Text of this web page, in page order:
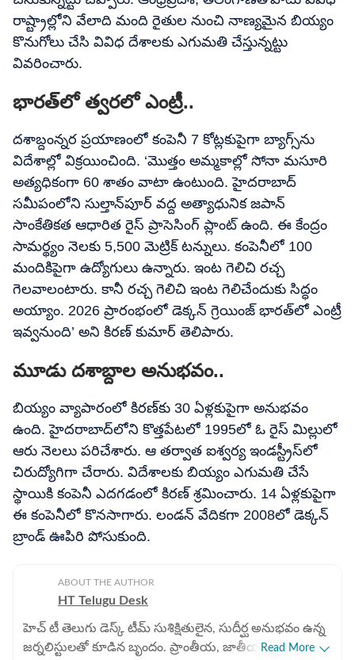
రాష్ట్రాల్లోని వేలాది మంది రైతుల నుంచి నాణ్యమైన బియ్యం
కొనుగోలు చేసి వివిధ దేశాలకు ఎగుమతి చేస్తున్నట్టు
వివరించారు.
భారత్‌లో త్వరలో ఎంట్రీ..
దశాబ్దంన్నర ప్రయాణంలో కంపెనీ 7 కోట్లకుపైగా బ్యాగ్స్‌ను
విదేశాల్లో విక్రయించింది. ‘మొత్తం అమ్మకాల్లో సోనా మసూరి
అత్యధికంగా 60 శాతం వాటా ఉంటుంది. హైదరాబాద్‌
సమీపంలోని సుల్తాన్‌పూర్‌ వద్ద అత్యాధునిక జపాన్
సాంకేతికత ఆధారిత రైస్‌ ప్రాసెసింగ్‌ ప్లాంట్‌ ఉంది. ఈ కేంద్రం
సామర్థ్యం నెలకు 5,500 మెట్రిక్‌ టన్నులు. కంపెనీలో 100
మందికిపైగా ఉద్యోగులు ఉన్నారు. ఇంట గెలిచి రచ్చ
గెలవాలంటారు. కానీ రచ్చ గెలిచి ఇంట గెలిచేందుకు సిద్ధం
అయ్యాం. 2026 ప్రారంభంలో డెక్కన్‌ గ్రెయింజ్‌ భారత్‌లో ఎంట్రీ
ఇవ్వనుంది’ అని కిరణ్‌ కుమార్‌ తెలిపారు.
మూడు దశాబ్దాల అనుభవం..
బియ్యం వ్యాపారంలో కిరణ్‌కు 30 ఏళ్లకుపైగా అనుభవం
ఉంది. హైదరాబాద్‌లోని కొత్తపేటలో 1995లో ఓ రైస్‌ మిల్లులో
ఆరు నెలలు పరిచేశారు. ఆ తర్వాత ఐశ్వర్య ఇండస్ట్రీస్‌లో
చిరుద్యోగిగా చేరారు. విదేశాలకు బియ్యం ఎగుమతి చేసే
స్థాయికి కంపెనీ ఎదగడంలో కిరణ్‌ శ్రమించారు. 14 ఏళ్లకుపైగా
ఈ కంపెనీలో కొనసాగారు. లండన్‌ వేదికగా 2008లో డెక్కన్‌
బ్రాండ్‌ ఊపిరి పోసుకుంది.
ABOUT THE AUTHOR
HT Telugu Desk
హెచ్ టీ తెలుగు డెస్క్ టీమ్ సుశిక్షితులైన, సుదీర్ఘ అనుభవం ఉన్న
జర్నలిస్టులతో కూడిన బృందం. ప్రాంతీయ, జాతీయ,Read More